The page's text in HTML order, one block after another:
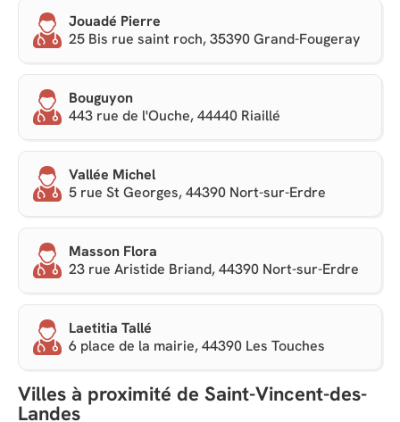
Jouadé Pierre
25 Bis rue saint roch, 35390 Grand-Fougeray
Bouguyon
443 rue de l'Ouche, 44440 Riaillé
Vallée Michel
5 rue St Georges, 44390 Nort-sur-Erdre
Masson Flora
23 rue Aristide Briand, 44390 Nort-sur-Erdre
Laetitia Tallé
6 place de la mairie, 44390 Les Touches
Villes à proximité de Saint-Vincent-des-
Landes